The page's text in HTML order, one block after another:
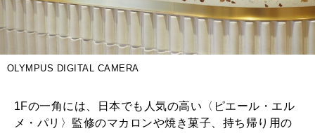
OLYMPUS DIGITAL CAMERA
1Fの一角には、日本でも人気の高い〈ピエール・エル
メ・パリ〉監修のマカロンや焼き菓子、持ち帰り用の